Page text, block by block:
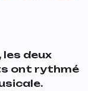
deux
ont rythmé